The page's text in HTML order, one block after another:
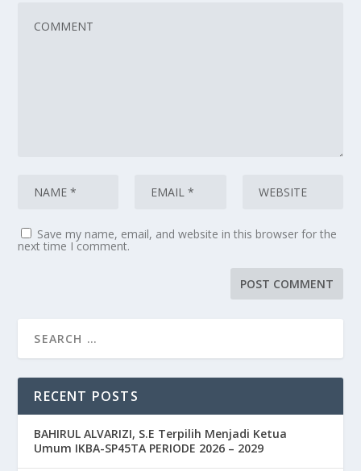
Save my name, email, and website in this browser for the
next time I comment.
RECENT POSTS
BAHIRUL ALVARIZI, S.E Terpilih Menjadi Ketua
Umum IKBA-SP45TA PERIODE 2026 – 2029